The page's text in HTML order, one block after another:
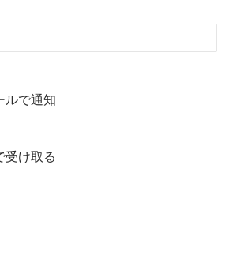
ルで通知
受け取る